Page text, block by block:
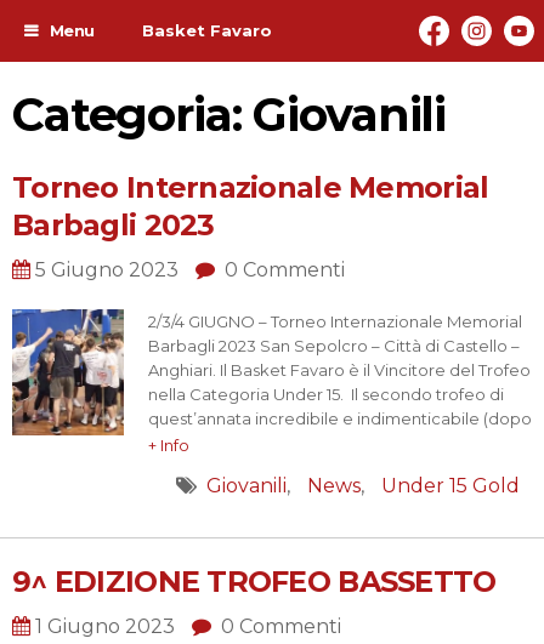
Menu Basket Favaro
Categoria: Giovanili
Torneo Internazionale Memorial
Barbagli 2023
5 Giugno 2023 0 Commenti
2/3/4 GIUGNO – Torneo Internazionale Memorial
Barbagli 2023 San Sepolcro – Città di Castello –
Anghiari. Il Basket Favaro è il Vincitore del Trofeo
nella Categoria Under 15. Il secondo trofeo di
quest’annata incredibile e indimenticabile (dopo
il titolo nel Campionato Regionale Under15 Gold)
serviva ha messo in evidenza una volta…
+ Info
Giovanili News Under 15 Gold
9^ EDIZIONE TROFEO BASSETTO
1 Giugno 2023 0 Commenti